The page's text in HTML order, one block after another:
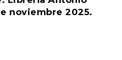
noviembre 2025.